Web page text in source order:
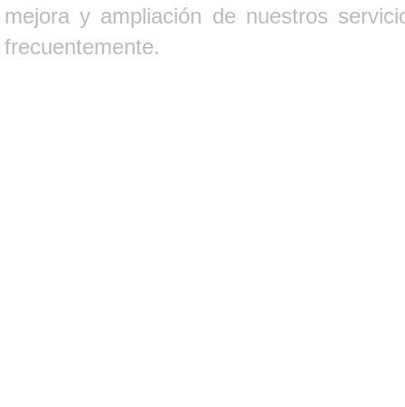
mejora y ampliación de nuestros
frecuentemente.